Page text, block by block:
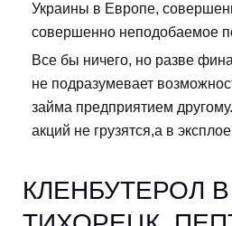
Украины в Европе,
совершенно неподобаемое
Все бы ничего, но разве
не подразумевает
займа предприятием
акций не грузятся,а в
КЛЕНБУТЕРОЛ